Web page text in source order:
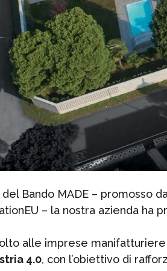
del Bando MADE – promosso
– la nostra azienda
alle imprese manifatturiere
4.0, con l’obiettivo di